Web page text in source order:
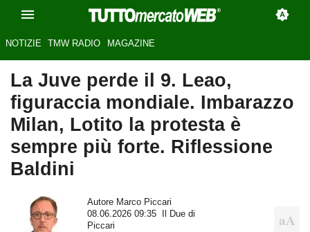
NOTIZIE TMW RADIO MAGAZINE
La Juve perde il 9. Leao,
figuraccia mondiale. Imbarazzo
Milan, Lotito la protesta è
sempre più forte. Riflessione
Baldini
Autore Marco Piccari
08.06.2026 09:35
Il Due di
Piccari